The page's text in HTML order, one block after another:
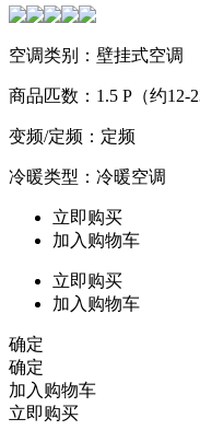
空调类别：壁挂式空调
商品匹数：1.5 P（约12-
变频/定频：定频
冷暖类型：冷暖空调
立即购买
加入购物车
立即购买
加入购物车
确定
确定
加入购物车
立即购买